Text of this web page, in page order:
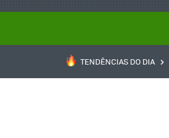
TENDÊNCIAS DO DIA